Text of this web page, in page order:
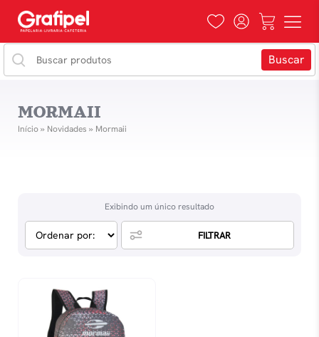
MORMAII
Início» Novidades » Mormaii
Exibindo um único resultado
FILTRAR